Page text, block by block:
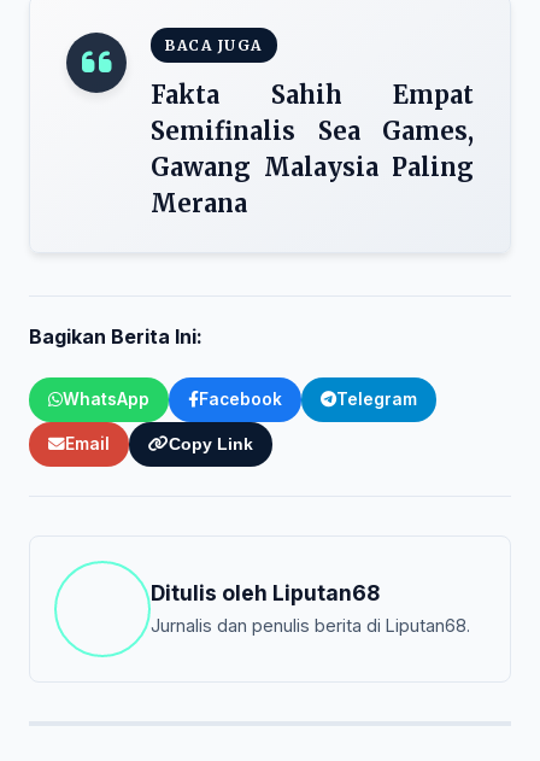
BACA JUGA
Fakta Sahih Empat
Semifinalis Sea Games,
Gawang Malaysia Paling
Merana
Bagikan Berita Ini:
WhatsApp Facebook Telegram
Email Copy Link
Ditulis oleh Liputan68
Jurnalis dan penulis berita di Liputan68.